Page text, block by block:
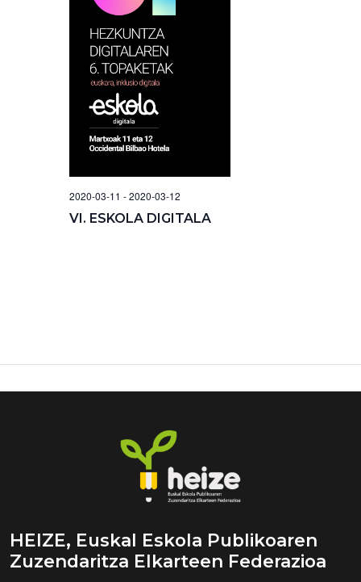
2020-03-11 -2020-03-12
VI. ESKOLA DIGITALA
HEIZE, Euskal Eskola Publikoaren
Zuzendaritza Elkarteen Federazioa